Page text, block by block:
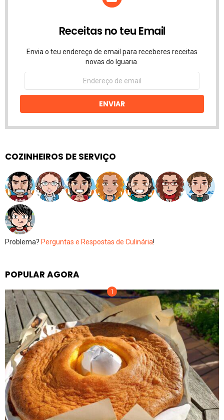
Receitas no teu Email
Envia o teu endereço de email para receberes receitas
novas do Iguaria.
Endereço
email
ENVIAR
COZINHEIROS DE SERVIÇO
Problema? Perguntas e Respostas de Culinária!
POPULAR AGORA